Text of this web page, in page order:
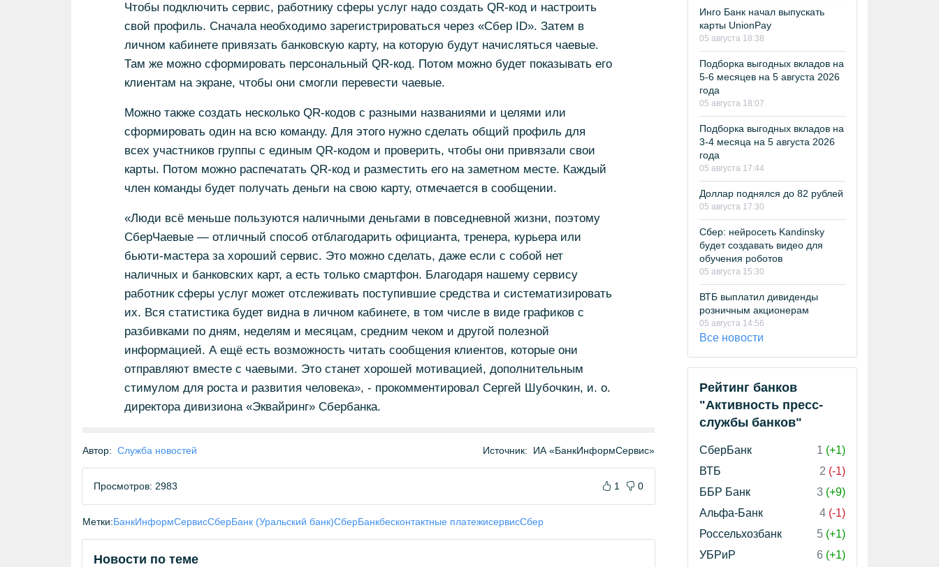
Чтобы подключить сервис, работнику сферы услуг надо создать QR-код и настроить
свой профиль. Сначала необходимо зарегистрироваться через «Сбер ID». Затем в
личном кабинете привязать банковскую карту, на которую будут начисляться чаевые.
Там же можно сформировать персональный QR-код. Потом можно будет показывать его
клиентам на экране, чтобы они смогли перевести чаевые.
Можно также создать несколько QR-кодов с разными названиями и целями или
сформировать один на всю команду. Для этого нужно сделать общий профиль для
всех участников группы с единым QR-кодом и проверить, чтобы они привязали свои
карты. Потом можно распечатать QR-код и разместить его на заметном месте. Каждый
член команды будет получать деньги на свою карту, отмечается в сообщении.
«Люди всё меньше пользуются наличными деньгами в повседневной жизни, поэтому
СберЧаевые — отличный способ отблагодарить официанта, тренера, курьера или
бьюти-мастера за хороший сервис. Это можно сделать, даже если с собой нет
наличных и банковских карт, а есть только смартфон. Благодаря нашему сервису
работник сферы услуг может отслеживать поступившие средства и систематизировать
их. Вся статистика будет видна в личном кабинете, в том числе в виде графиков с
разбивками по дням, неделям и месяцам, средним чеком и другой полезной
информацией. А ещё есть возможность читать сообщения клиентов, которые они
отправляют вместе с чаевыми. Это станет хорошей мотивацией, дополнительным
стимулом для роста и развития человека», - прокомментировал Сергей Шубочкин, и. о.
директора дивизиона «Эквайринг» Сбербанка.
Автор: Служба новостей Источник: ИА «БанкИнформСервис»
Просмотров: 2983 1 0
Метки:БанкИнформСервисСберБанк (Уральский банк)СберБанкбесконтактные платежисервисСбер
Новости по теме
Инго Банк начал выпускать
карты UnionPay
05 августа 18:38
Подборка выгодных вкладов на
5-6 месяцев на 5 августа 2026
года
05 августа 18:07
Подборка выгодных вкладов на
3-4 месяца на 5 августа 2026
года
05 августа 17:44
Доллар поднялся до 82 рублей
05 августа 17:30
Сбер: нейросеть Kandinsky
будет создавать видео для
обучения роботов
05 августа 15:30
ВТБ выплатил дивиденды
розничным акционерам
05 августа 14:56
Все новости
Рейтинг банков
"Активность пресс-
службы банков"
СберБанк 1 (+1)
ВТБ
2 (-1)
ББР Банк
3 (+9)
Альфа-Банк
4 (-1)
Россельхозбанк
5 (+1)
УБРиР
6 (+1)